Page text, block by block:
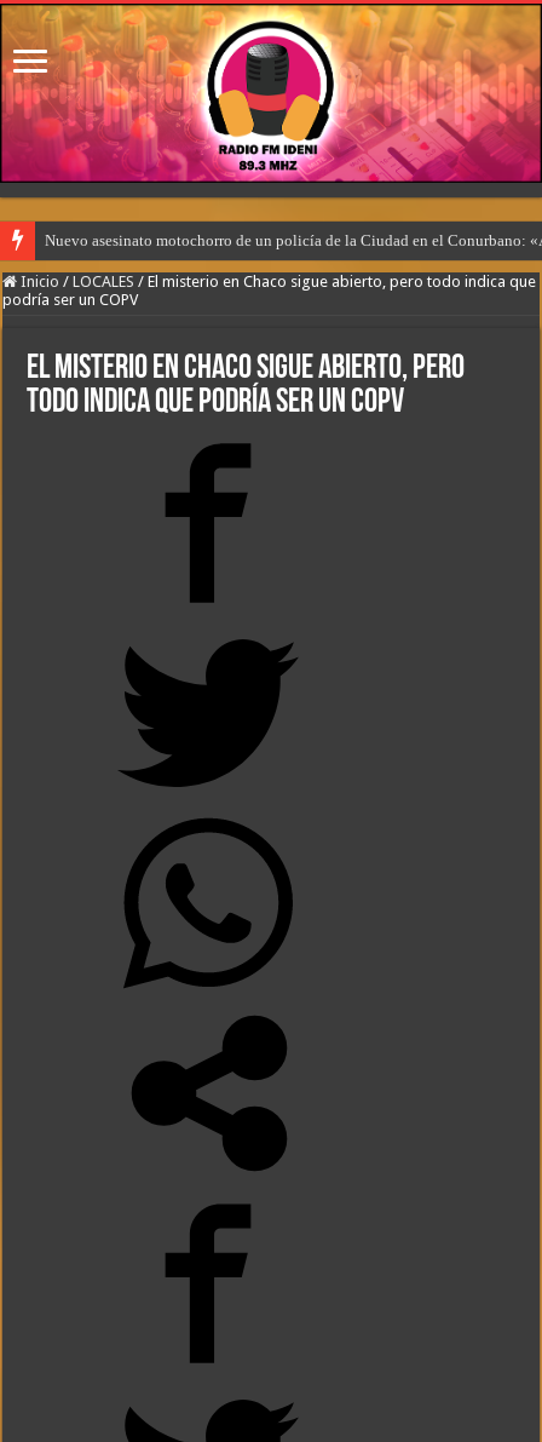
Nuevo asesinato motochorro de un policía de la Ciudad en el Conurbano:
Inicio / LOCALES / El misterio en Chaco sigue abierto, pero todo indica que
podría ser un COPV
El misterio en Chaco sigue abierto, pero
todo indica que podría ser un COPV